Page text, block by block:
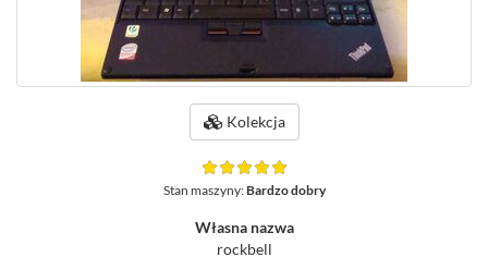
Kolekcja
Stan maszyny:Bardzo dobry
Własna nazwa
rockbell